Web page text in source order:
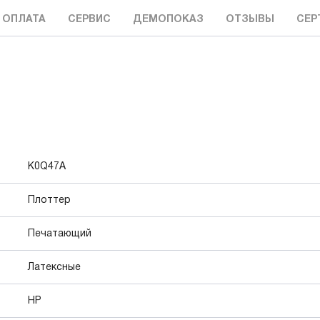
СЕРВИС ДЕМОПОКАЗ ОТЗЫВЫ
K0Q47A
Плоттер
Печатающий
Латексные
HP